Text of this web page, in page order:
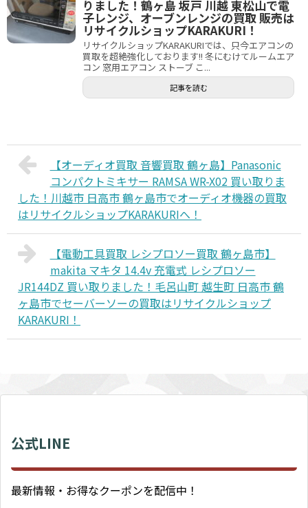
りました！鶴ヶ島 坂戸 川越 東松山で電
子レンジ、オーブンレンジの買取 販売は
リサイクルショップKARAKURI！
リサイクルショップKARAKURIでは、只今エアコンの
買取を超絶強化しております!! 冬にむけてルームエア
コン 窓用エアコン ストーブ こ...
記事を読む
【オーディオ買取 音響買取 鶴ヶ島】Panasonic
コンパクトミキサー RAMSA WR-X02 買い取りま
した！川越市 日高市 鶴ヶ島市でオーディオ機器の買取
はリサイクルショップKARAKURIへ！
【電動工具買取 レシプロソー買取 鶴ヶ島市】
makita マキタ 14.4v 充電式 レシプロソー
JR144DZ 買い取りました！毛呂山町 越生町 日高市 鶴
ヶ島市でセーバーソーの買取はリサイクルショップ
KARAKURI！
公式LINE
最新情報・お得なクーポンを配信中！